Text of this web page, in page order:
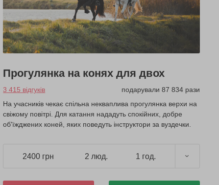
Прогулянка на конях для двох
3 415 відгуків
подарували 87 834 рази
На учасників чекає спільна некваплива прогулянка верхи на
свіжому повітрі. Для катання нададуть спокійних, добре
об'їжджених коней, яких поведуть інструктори за вуздечки.
2400 грн 2 люд. 1 год.